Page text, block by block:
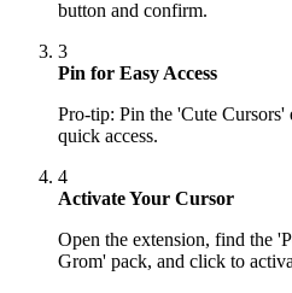
button and confirm.
3
Pin for Easy Access
Pro-tip: Pin the 'Cute
quick access.
4
Activate Your Cursor
Open the extension, find the
Grom' pack, and click to